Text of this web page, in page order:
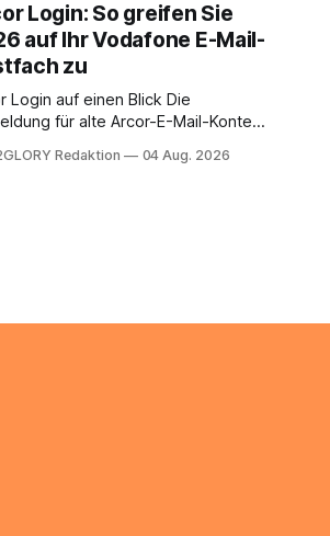
Login: So greifen Sie
auf Ihr Vodafone E-Mail-
zu
Login auf einen Blick Die
für alte Arcor-E-Mail-Konten
eine e mail adresse mit der Endung
Redaktion 04 Aug. 2026